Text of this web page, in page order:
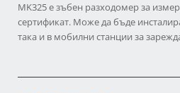
MK325 е зъбен разходомер за
сертификат. Може да бъде
така и в мобилни станции за